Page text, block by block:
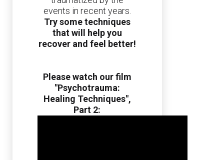
events in recent years.
Try some techniques
that will help you
recover and feel better!
Please watch our film
"Psychotrauma:
Healing Techniques",
Part 2: